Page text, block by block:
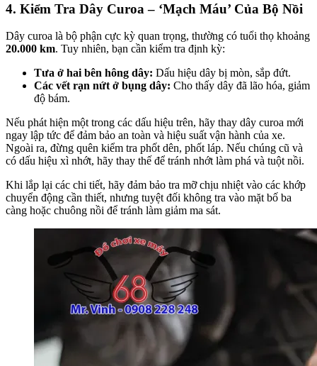
4. Kiểm Tra Dây Curoa – ‘Mạch Máu’ Của Bộ Nồi
Dây curoa là bộ phận cực kỳ quan trọng, thường có tuổi thọ khoảng
20.000 km. Tuy nhiên, bạn cần kiểm tra định kỳ:
Tưa ở hai bên hông dây: Dấu hiệu dây bị mòn, sắp đứt.
Các vết rạn nứt ở bụng dây: Cho thấy dây đã lão hóa, giảm
độ bám.
Nếu phát hiện một trong các dấu hiệu trên, hãy thay dây curoa mới
ngay lập tức để đảm bảo an toàn và hiệu suất vận hành của xe.
Ngoài ra, đừng quên kiểm tra phốt dên, phốt láp. Nếu chúng cũ và
có dấu hiệu xì nhớt, hãy thay thế để tránh nhớt làm phá và tuột nồi.
Khi lắp lại các chi tiết, hãy đảm bảo tra mỡ chịu nhiệt vào các khớp
chuyển động cần thiết, nhưng tuyệt đối không tra vào mặt bố ba
càng hoặc chuông nồi để tránh làm giảm ma sát.